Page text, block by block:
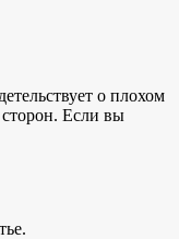
о плохом
Если вы